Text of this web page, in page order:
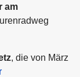
am
, die von März